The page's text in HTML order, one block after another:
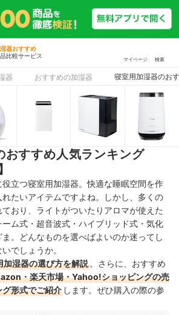
器おすすめ
比較サービス
マイページ 検索
器 おすすめの加湿器 寝室用加湿器のお
おすすめ人気ランキング
立つ寝室用加湿器。快適な睡眠空間を作
たいアイテムですよね。しかし、多くの
ており、ライトがついたりアロマが使えた
ーム式・超音波式・ハイブリッド式・気化
。どんなものを選べばよいのか迷ってし
でしょうか。
加湿器の選び方を解説 。さらに、おすすめ
・楽天市場・Yahoo!ショッピングの売
形式でご紹介 します。ぜひ購入の際の参